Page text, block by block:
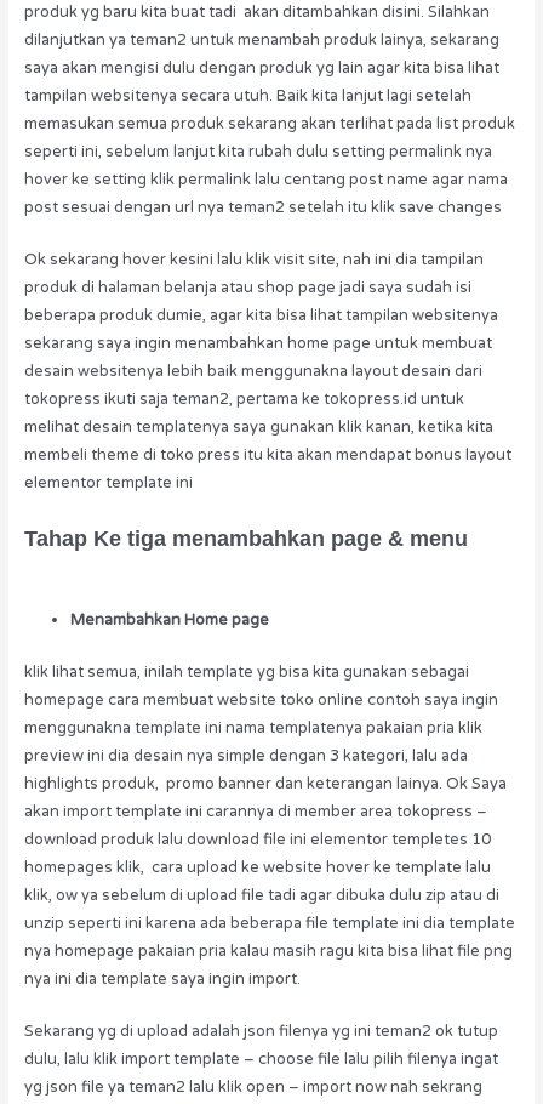
produk yg baru kita buat tadi akan ditambahkan disini. Silahkan
dilanjutkan ya teman2 untuk menambah produk lainya, sekarang
saya akan mengisi dulu dengan produk yg lain agar kita bisa lihat
tampilan websitenya secara utuh. Baik kita lanjut lagi setelah
memasukan semua produk sekarang akan terlihat pada list produk
seperti ini, sebelum lanjut kita rubah dulu setting permalink nya
hover ke setting klik permalink lalu centang post name agar nama
post sesuai dengan url nya teman2 setelah itu klik save changes
Ok sekarang hover kesini lalu klik visit site, nah ini dia tampilan
produk di halaman belanja atau shop page jadi saya sudah isi
beberapa produk dumie, agar kita bisa lihat tampilan websitenya
sekarang saya ingin menambahkan home page untuk membuat
desain websitenya lebih baik menggunakna layout desain dari
tokopress ikuti saja teman2, pertama ke tokopress.id untuk
melihat desain templatenya saya gunakan klik kanan, ketika kita
membeli theme di toko press itu kita akan mendapat bonus layout
elementor template ini
Tahap Ke tiga menambahkan page & menu
Menambahkan Home page
klik lihat semua, inilah template yg bisa kita gunakan sebagai
homepage cara membuat website toko online contoh saya ingin
menggunakna template ini nama templatenya pakaian pria klik
preview ini dia desain nya simple dengan 3 kategori, lalu ada
highlights produk, promo banner dan keterangan lainya. Ok Saya
akan import template ini carannya di member area tokopress –
download produk lalu download file ini elementor templetes 10
homepages klik, cara upload ke website hover ke template lalu
klik, ow ya sebelum di upload file tadi agar dibuka dulu zip atau di
unzip seperti ini karena ada beberapa file template ini dia template
nya homepage pakaian pria kalau masih ragu kita bisa lihat file png
nya ini dia template saya ingin import.
Sekarang yg di upload adalah json filenya yg ini teman2 ok tutup
dulu, lalu klik import template – choose file lalu pilih filenya ingat
yg json file ya teman2 lalu klik open – import now nah sekrang